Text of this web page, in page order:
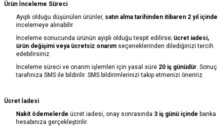
Ürün İnceleme Süreci
Ayıplı olduğu düşünülen ürünler, satın alma tarihinden itibaren 2 yıl içinde
incelemeye alınabilir.
İnceleme sonucunda ürünün ayıplı olduğu tespit edilirse; ücret iadesi,
ürün değişimi veya ücretsiz onarım seçeneklerinden dilediğinizi tercih
edebilirsiniz.
İnceleme süreci ve onarım işlemleri için yasal süre 20 iş günüdür. Sonuç
tarafınıza SMS ile bildirilir. SMS bildirimlerinizi takip etmenizi öneririz.
Ücret İadesi
Nakit ödemelerde ücret iadesi, onay sonrasında 3 iş günü içinde banka
hesabınıza gerçekleştirilir.